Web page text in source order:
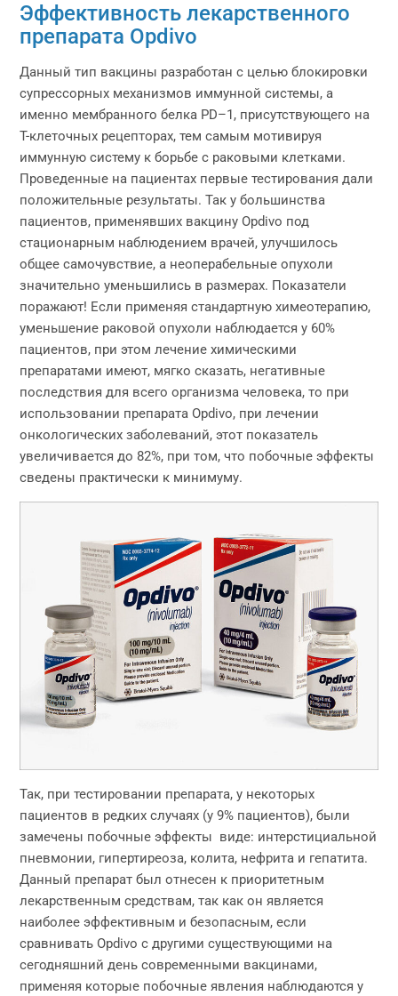
Эффективность лекарственного
препарата Opdivo
Данный тип вакцины разработан с целью блокировки
супрессорных механизмов иммунной системы, а
именно мембранного белка PD–1, присутствующего на
T-клеточных рецепторах, тем самым мотивируя
иммунную систему к борьбе с раковыми клетками.
Проведенные на пациентах первые тестирования дали
положительные результаты. Так у большинства
пациентов, применявших вакцину Opdivo под
стационарным наблюдением врачей, улучшилось
общее самочувствие, а неоперабельные опухоли
значительно уменьшились в размерах. Показатели
поражают! Если применяя стандартную химеотерапию,
уменьшение раковой опухоли наблюдается у 60%
пациентов, при этом лечение химическими
препаратами имеют, мягко сказать, негативные
последствия для всего организма человека, то при
использовании препарата Opdivo, при лечении
онкологических заболеваний, этот показатель
увеличивается до 82%, при том, что побочные эффекты
сведены практически к минимуму.
Так, при тестировании препарата, у некоторых
пациентов в редких случаях (у 9% пациентов), были
замечены побочные эффекты виде: интерстициальной
пневмонии, гипертиреоза, колита, нефрита и гепатита.
Данный препарат был отнесен к приоритетным
лекарственным средствам, так как он является
наиболее эффективным и безопасным, если
сравнивать Opdivo с другими существующими на
сегодняшний день современными вакцинами,
применяя которые побочные явления наблюдаются у